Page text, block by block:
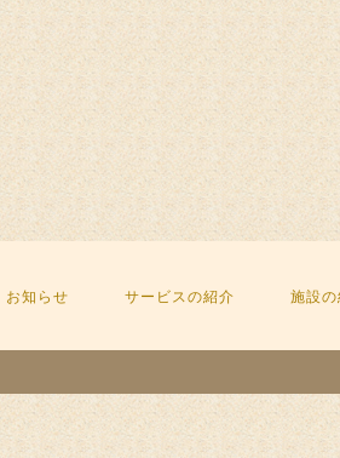
お知らせ サービスの紹介 施設